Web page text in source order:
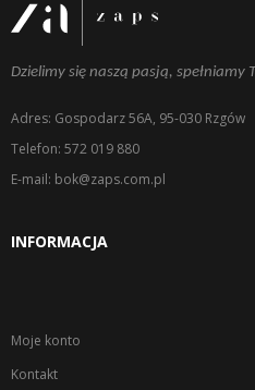
Dzielimy się naszą pasją, spełniamy
Adres: Gospodarz 56A, 95-030 Rzgów
Telefon: 572 019 880
E-mail: bok@zaps.com.pl
INFORMACJA
Moje konto
Kontakt